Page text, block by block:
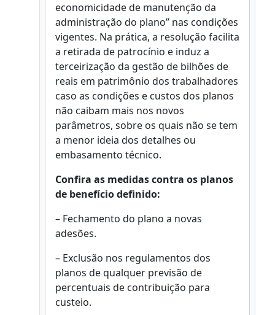
economicidade de manutenção da
administração do plano” nas condições
vigentes. Na prática, a resolução facilita
a retirada de patrocínio e induz a
terceirização da gestão de bilhões de
reais em patrimônio dos trabalhadores
caso as condições e custos dos planos
não caibam mais nos novos
parâmetros, sobre os quais não se tem
a menor ideia dos detalhes ou
embasamento técnico.
Confira as medidas contra os planos
de benefício definido:
– Fechamento do plano a novas
adesões.
– Exclusão nos regulamentos dos
planos de qualquer previsão de
percentuais de contribuição para
custeio.